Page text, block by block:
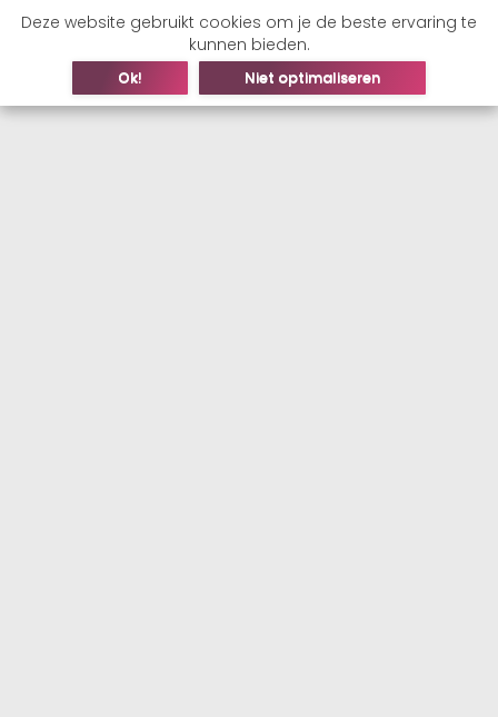
Deze website gebruikt cookies om je de beste ervaring te
kunnen bieden.
Ok! Niet optimaliseren